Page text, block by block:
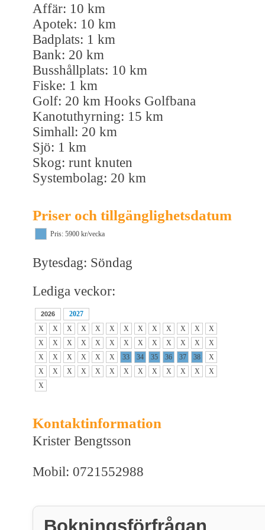
Affär: 10 km
Apotek: 10 km
Badplats: 1 km
Bank: 20 km
Busshållplats: 10 km
Fiske: 1 km
Golf: 20 km Hooks Golfbana
Kanotuthyrning: 15 km
Simhall: 20 km
Sjö: 1 km
Skog: runt knuten
Systembolag: 20 km
Priser och tillgänglighetsdatum
Pris: 5900 kr/vecka
Bytesdag: Söndag
Lediga veckor:
2026
2027
X
X X X X X X X X X X X
X
X
X X X X X X X X X X X
X
X
X X X X X 33 34 35 36 37 38
X
X
X X X X X X X X X X X
X
X
Kontaktinformation
Krister Bengtsson
Mobil: 0721552988